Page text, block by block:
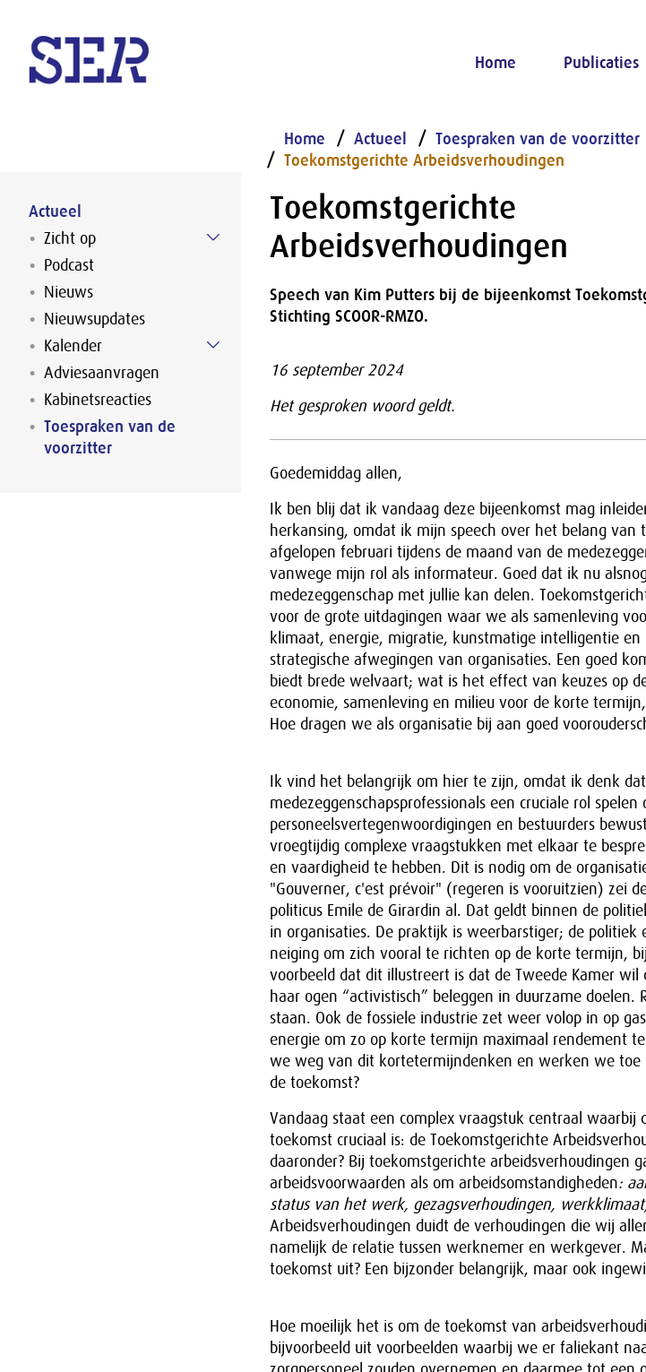
Home Publicaties
Actueel
Zicht op
Podcast
Nieuws
Nieuwsupdates
Kalender
Adviesaanvragen
Kabinetsreacties
Toespraken van de
voorzitter
Home Actueel
Toespraken van de voorzitter
Toekomstgerichte Arbeidsverhoudingen
Toekomstgerichte
Arbeidsverhoudingen
Speech van Kim Putters bij de bijeenkomst
Stichting SCOOR-RMZO.
16 september 2024
Het gesproken woord geldt.
Goedemiddag allen,
Ik ben blij dat ik vandaag deze bijeenkomst mag
herkansing, omdat ik mijn speech over het belang van
afgelopen februari tijdens de maand van de
vanwege mijn rol als informateur. Goed dat ik nu
medezeggenschap met jullie kan delen.
voor de grote uitdagingen waar we als samenleving
klimaat, energie, migratie, kunstmatige intelligentie
strategische afwegingen van organisaties. Een goed
biedt brede welvaart; wat is het effect van keuzes op
economie, samenleving en milieu voor de korte
Hoe dragen we als organisatie bij aan goed
Ik vind het belangrijk om hier te zijn, omdat ik denk
medezeggenschapsprofessionals een cruciale rol
personeelsvertegenwoordigingen en bestuurders
vroegtijdig complexe vraagstukken met elkaar te
en vaardigheid te hebben. Dit is nodig om de
"Gouverner, c'est prévoir" (regeren is vooruitzien) zei
politicus Emile de Girardin al. Dat geldt binnen de
in organisaties. De praktijk is weerbarstiger; de politiek
neiging om zich vooral te richten op de korte termijn,
voorbeeld dat dit illustreert is dat de Tweede Kamer
haar ogen “activistisch” beleggen in duurzame doelen.
staan. Ook de fossiele industrie zet weer volop in op
energie om zo op korte termijn maximaal rendement
we weg van dit kortetermijndenken en werken we toe
de toekomst?
Vandaag staat een complex vraagstuk centraal waarbij
toekomst cruciaal is: de Toekomstgerichte
daaronder? Bij toekomstgerichte arbeidsverhoudingen
arbeidsvoorwaarden als om arbeidsomstandigheden:
status van het werk, gezagsverhoudingen,
Arbeidsverhoudingen duidt de verhoudingen die wij
namelijk de relatie tussen werknemer en werkgever.
toekomst uit? Een bijzonder belangrijk, maar ook
Hoe moeilijk het is om de toekomst van
bijvoorbeeld uit voorbeelden waarbij we er faliekant